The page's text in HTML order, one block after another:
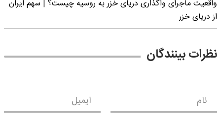
واقعیت ماجرای واگذاری دریای خزر به روسیه چیست؟ | سهم ایران
از دریای خزر
نظرات بینندگان
نام ایمیل